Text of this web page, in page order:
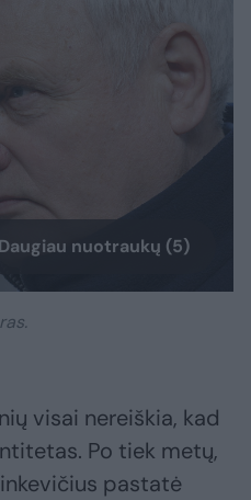
Daugiau nuotraukų (5)
visai nereiškia, kad
Po tiek metų,
pastatė